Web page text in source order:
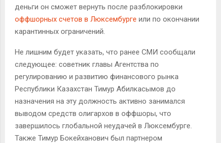
деньги он сможет вернуть после разблокировки
оффшорных счетов в Люксембурге или по окончании
карантинных ограничений.
Не лишним будет указать, что ранее СМИ сообщали
следующее: советник главы Агентства по
регулированию и развитию финансового рынка
Республики Казахстан Тимур Абилкасымов до
назначения на эту должность активно занимался
выводом средств олигархов в оффшоры, что
завершилось глобальной неудачей в Люксембурге.
Также Тимур Бокейханович был партнером